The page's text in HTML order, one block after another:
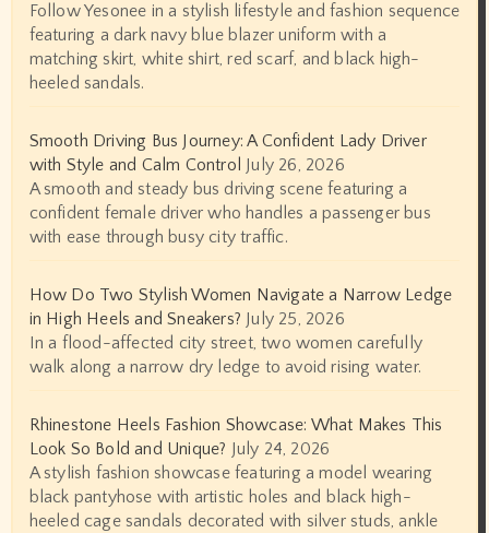
Follow Yesonee in a stylish lifestyle and fashion sequence
featuring a dark navy blue blazer uniform with a
matching skirt, white shirt, red scarf, and black high-
heeled sandals.
Smooth Driving Bus Journey: A Confident Lady Driver
with Style and Calm Control July 26, 2026
A smooth and steady bus driving scene featuring a
confident female driver who handles a passenger bus
with ease through busy city traffic.
How Do Two Stylish Women Navigate a Narrow Ledge
in High Heels and Sneakers? July 25, 2026
In a flood-affected city street, two women carefully
walk along a narrow dry ledge to avoid rising water.
Rhinestone Heels Fashion Showcase: What Makes This
Look So Bold and Unique? July 24, 2026
A stylish fashion showcase featuring a model wearing
black pantyhose with artistic holes and black high-
heeled cage sandals decorated with silver studs, ankle